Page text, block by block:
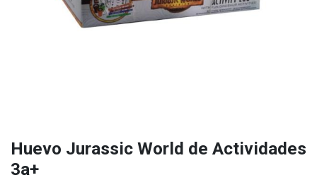
Huevo Jurassic World de Actividades
3a+